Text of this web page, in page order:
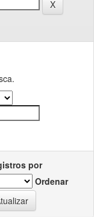
por
Ordenar